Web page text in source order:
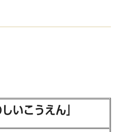
いこうえん」